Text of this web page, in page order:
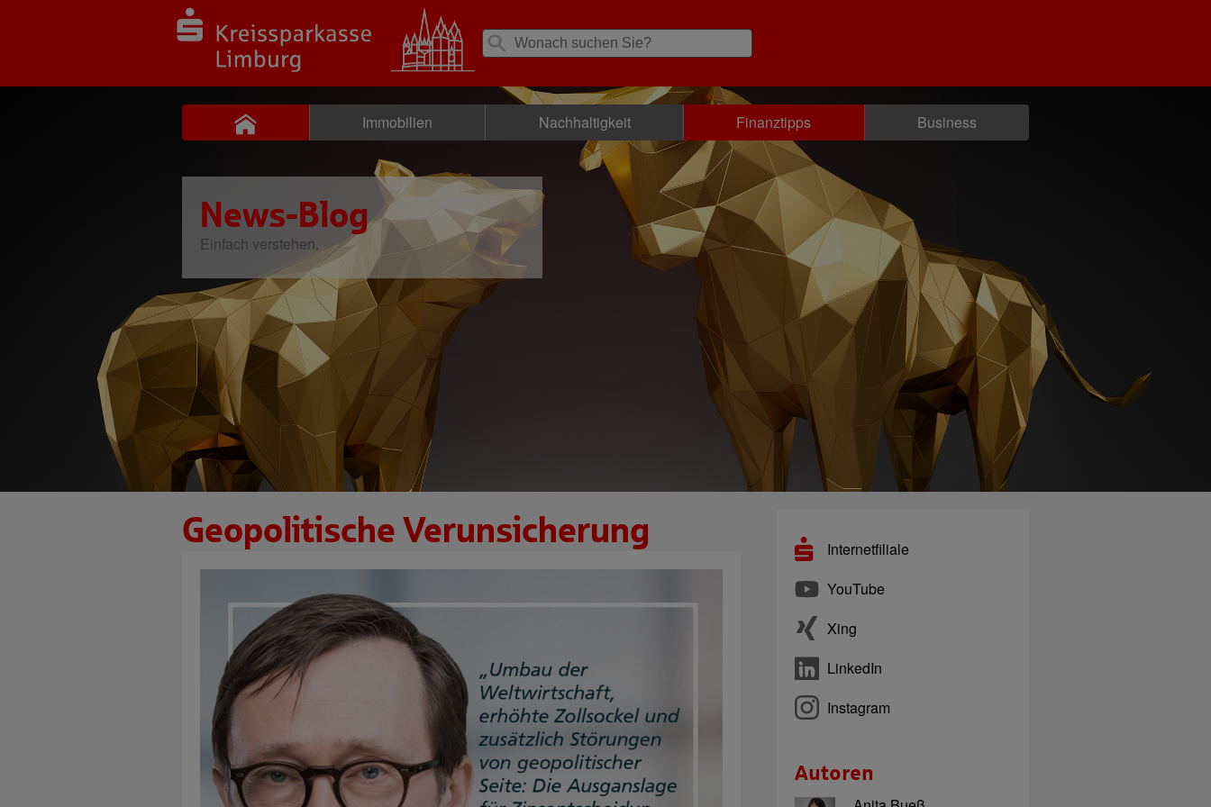
Immobilien Nachhaltigkeit Finanztipps Business
News-Blog
Einfach verstehen.
Geopolitische Verunsicherung
Internetfiliale
YouTube
Xing
LinkedIn
Instagram
Autoren